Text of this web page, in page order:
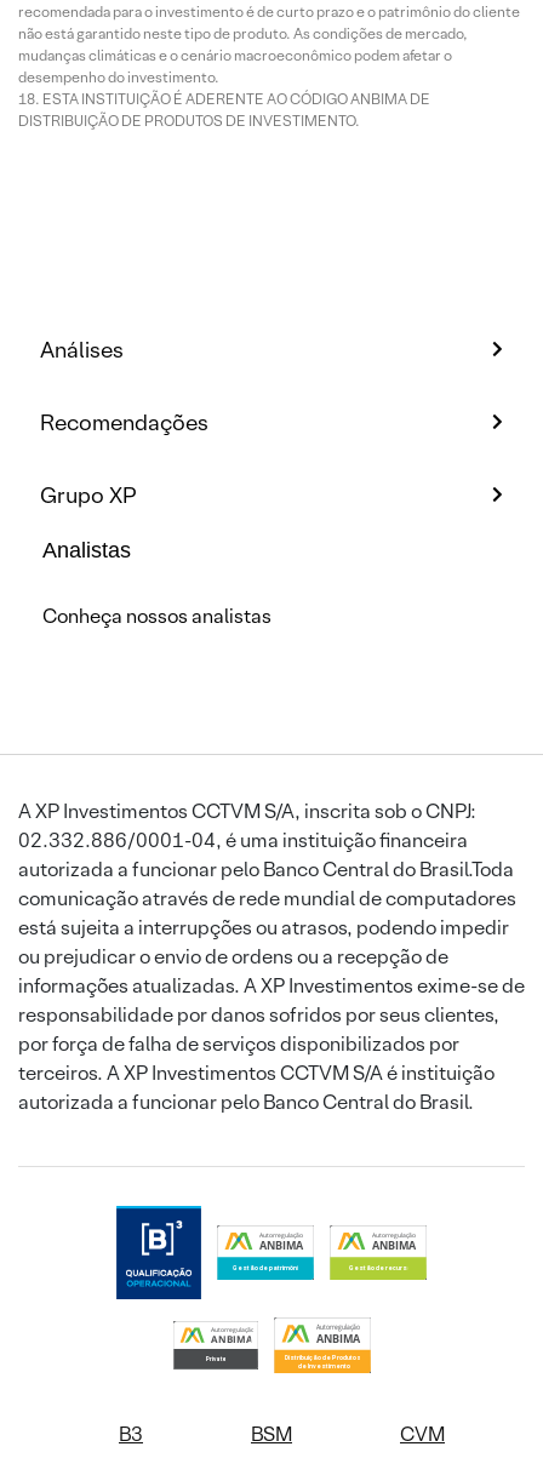
recomendada para o investimento é de curto prazo e o patrimônio do cliente
não está garantido neste tipo de produto. As condições de mercado,
mudanças climáticas e o cenário macroeconômico podem afetar o
desempenho do investimento.
ESTA INSTITUIÇÃO É ADERENTE AO CÓDIGO ANBIMA DE
DISTRIBUIÇÃO DE PRODUTOS DE INVESTIMENTO.
Análises
Recomendações
Grupo XP
Analistas
Conheça nossos analistas
A XP Investimentos CCTVM S/A, inscrita sob o CNPJ:
02.332.886/0001-04, é uma instituição financeira
autorizada a funcionar pelo Banco Central do Brasil.Toda
comunicação através de rede mundial de computadores
está sujeita a interrupções ou atrasos, podendo impedir
ou prejudicar o envio de ordens ou a recepção de
informações atualizadas. A XP Investimentos exime-se de
responsabilidade por danos sofridos por seus clientes,
por força de falha de serviços disponibilizados por
terceiros. A XP Investimentos CCTVM S/A é instituição
autorizada a funcionar pelo Banco Central do Brasil.
B3 BSM CVM